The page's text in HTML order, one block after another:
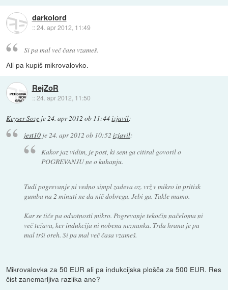
darkolord
::24. apr 2012, 11:49
Si pa mal več časa vzameš.
Ali pa kupiš mikrovalovko.
RejZoR
::24. apr 2012, 11:50
Keyser Soze je24. apr 2012 ob 11:44izjavil:
jest10je24. apr 2012 ob 10:52 izjavil:
Kakor jaz vidim, je post, ki sem ga citiral govoril o
POGREVANJU ne o kuhanju.
Tudi pogrevanje ni vedno simpl zadeva oz. vrž v mikro in pritisk
gumba na 2 minuti ne da nič dobrega. Jebi ga. Takle mamo.
Kar se tiče pa odsotnosti mikro. Pogrevanje tekočin načeloma ni
več težava, ker indukcija ni nobena neznanka. Trda hrana je pa
mal trši oreh. Si pa mal več časa vzameš.
Mikrovalovka za 50 EUR ali pa indukcijska plošča za 500 EUR. Res
čist zanemarljiva razlika ane?